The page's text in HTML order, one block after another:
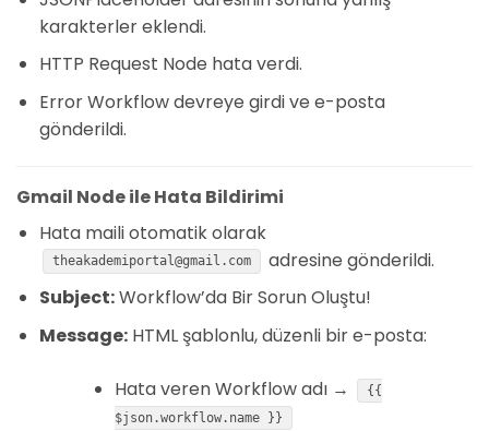
karakterler eklendi.
HTTP Request Node hata verdi.
Error Workflow devreye girdi ve e-posta
gönderildi.
Gmail Node ile Hata Bildirimi
Hata maili otomatik olarak
theakademiportal@gmail.com
adresine gönderildi.
Subject:Workflow’da Bir Sorun Oluştu!
Message:HTML şablonlu, düzenli bir e-posta:
Hata veren Workflow adı →
{{
$json.workflow.name }}